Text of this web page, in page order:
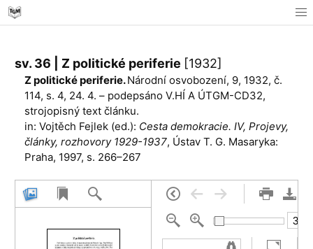
sv. 36 | Z politické periferie [1932]
Z politické periferie.Národní osvobození, 9, 1932, č.
114, s. 4, 24. 4. – podepsáno V.HÍ A ÚTGM-CD32,
strojopisný text článku.
in: Vojtěch Fejlek (ed.): Cesta demokracie. IV, Projevy,
články, rozhovory 1929-1937, Ústav T. G. Masaryka:
Praha, 1997, s. 266–267